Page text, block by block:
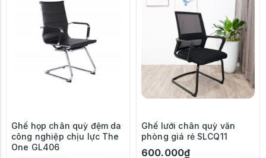
Ghế họp chân quỳ đệm da
công nghiệp chịu lực The
One GL406
Ghế lưới chân quỳ văn
phòng giá rẻ SLCQ11
600.000₫